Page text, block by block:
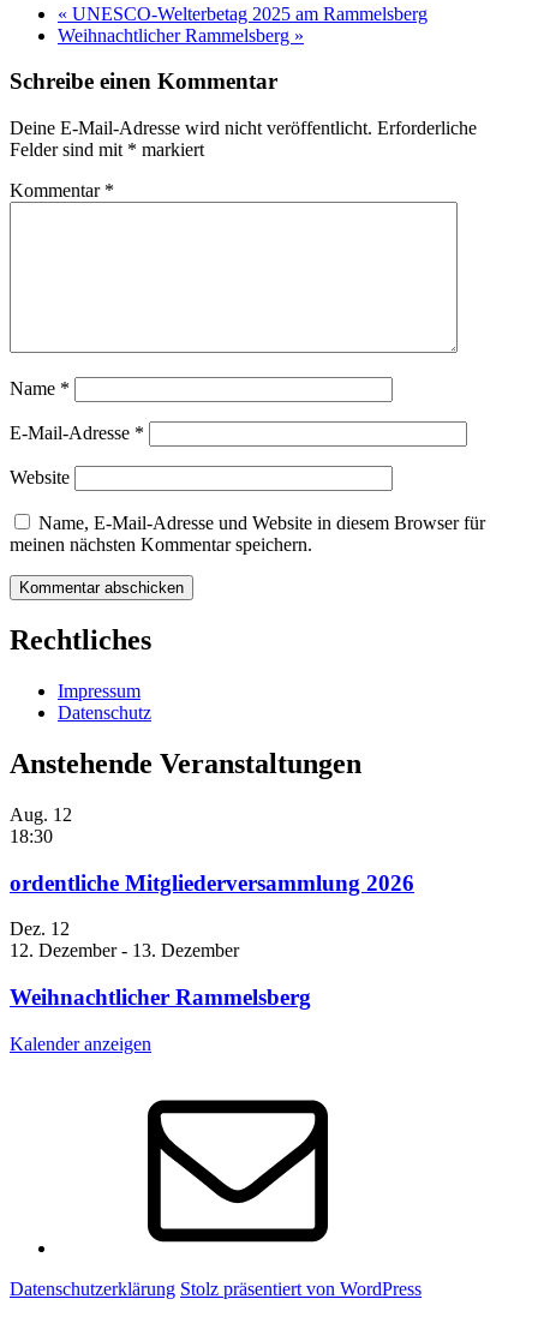
« UNESCO-Welterbetag 2025 am Rammelsberg
Weihnachtlicher Rammelsberg »
Schreibe einen Kommentar
Deine E-Mail-Adresse wird nicht veröffentlicht. Erforderliche
Felder sind mit * markiert
Kommentar *
Name *
E-Mail-Adresse *
Website
Name, E-Mail-Adresse und Website in diesem Browser für
meinen nächsten Kommentar speichern.
Rechtliches
Impressum
Datenschutz
Anstehende Veranstaltungen
Aug. 12
18:30
ordentliche Mitgliederversammlung 2026
Dez. 12
12. Dezember- 13. Dezember
Weihnachtlicher Rammelsberg
Kalender anzeigen
Datenschutzerklärung Stolz präsentiert von WordPress